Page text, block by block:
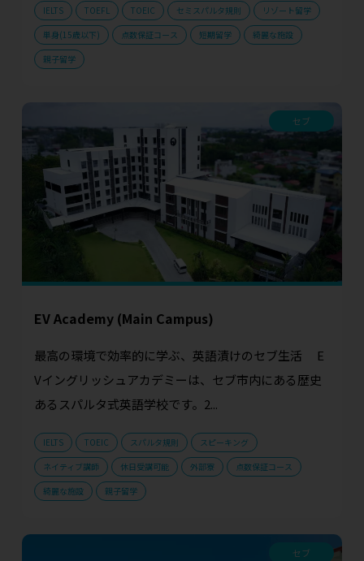
IELTS TOEFL TOEIC セミスパルタ規則
リゾート留学
単身(15歳以下)
点数保証コース 短期留学
綺麗な施設
親子留学
セブ
EV Academy (Main Campus)
最高の環境で効率的に学ぶ、英語漬けのセブ生活 E
Vイングリッシュアカデミーは、セブ市内にある歴史
あるスパルタ式英語学校です。2...
IELTS TOEIC スパルタ規則
スピーキング
ネイティブ講師
休日受講可能 外部寮
点数保証コース
綺麗な施設
親子留学
セブ